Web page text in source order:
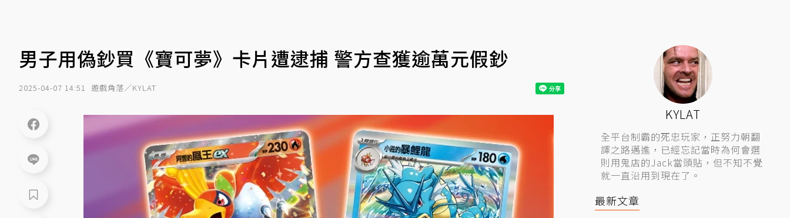
男子用偽鈔買《寶可夢》卡片遭逮捕 警方查獲逾萬元假鈔
2025-04-07 14:51 遊戲角落／KYLAT
KYLAT
全平台制霸的死忠玩家，正努力朝翻
譯之路邁進，已經忘記當時為何會選
則用鬼店的Jack當頭貼，但不知不覺
就一直沿用到現在了。
最新文章